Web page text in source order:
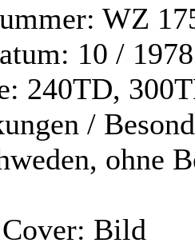
WZ
10 / 1978
240TD,
/
ohne
Bild